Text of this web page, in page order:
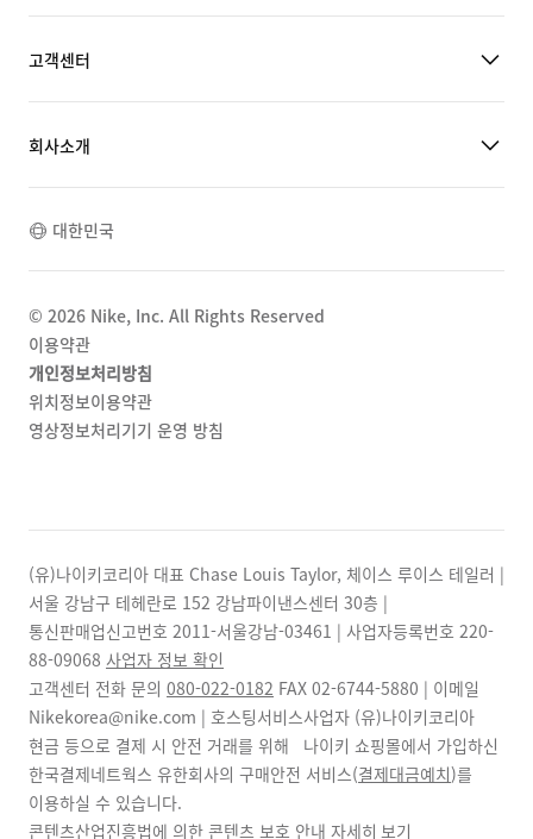
고객센터
회사소개
대한민국
© 2026 Nike, Inc. All Rights Reserved
이용약관
개인정보처리방침
위치정보이용약관
영상정보처리기기 운영 방침
(유)나이키코리아 대표 Chase Louis Taylor, 체이스 루이스 테일러 |
서울 강남구 테헤란로 152 강남파이낸스센터 30층 |
통신판매업신고번호 2011-서울강남-03461 | 사업자등록번호 220-
88-09068 사업자 정보 확인
고객센터 전화 문의 080-022-0182 FAX 02-6744-5880 | 이메일
Nikekorea@nike.com | 호스팅서비스사업자 (유)나이키코리아
현금 등으로 결제 시 안전 거래를 위해 나이키 쇼핑몰에서 가입하신
한국결제네트웍스 유한회사의 구매안전 서비스(결제대금예치)를
이용하실 수 있습니다.
콘텐츠산업진흥법에 의한 콘텐츠 보호 안내 자세히 보기